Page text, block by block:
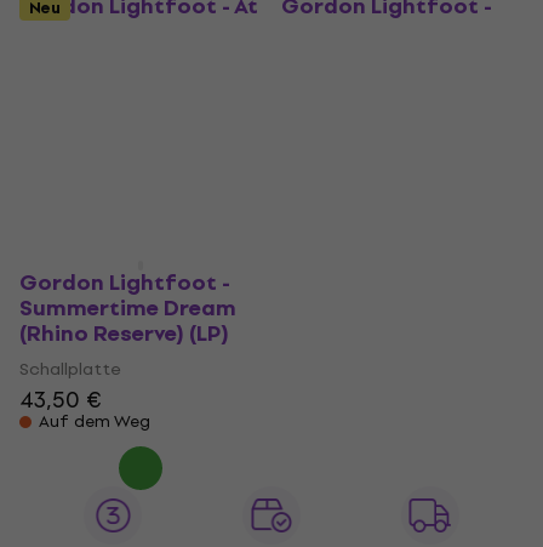
Royal Albert Hall (2
Neu
Gordon Lightfoot -
Summertime Dream
(Rhino Reserve) (LP)
Schallplatte
43,50 €
Auf dem Weg